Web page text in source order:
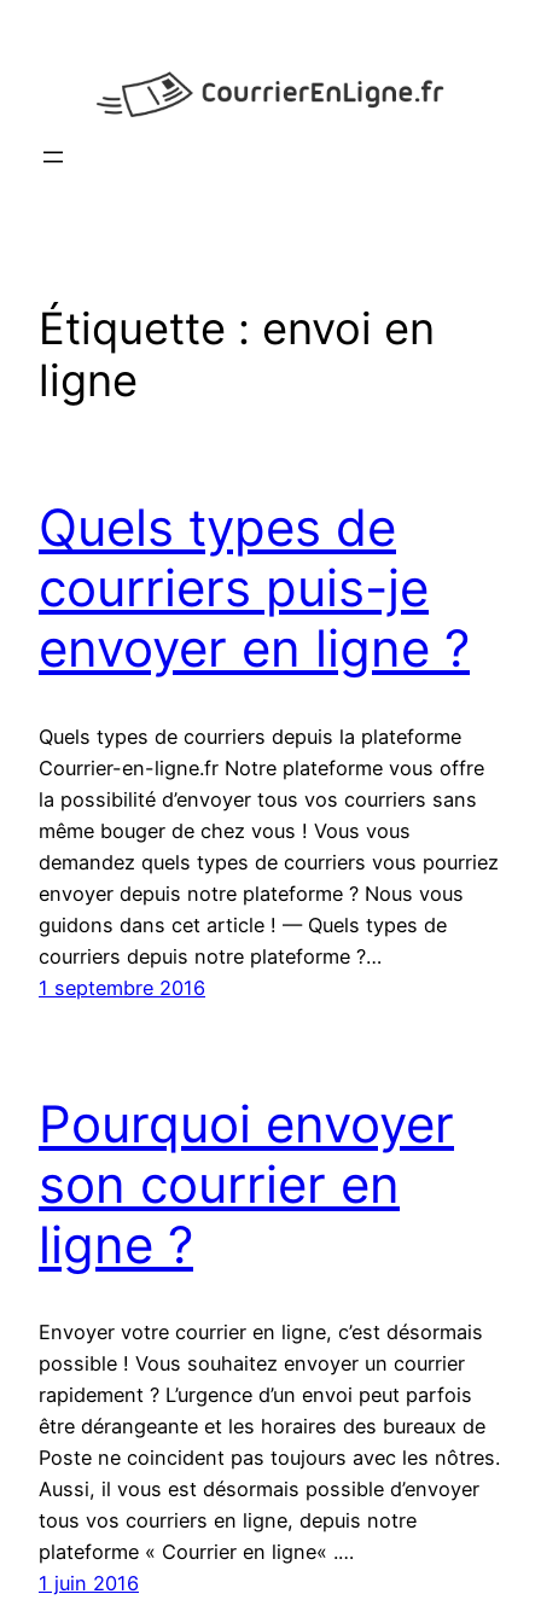
Étiquette : envoi en
ligne
Quels types de
courriers puis-je
envoyer en ligne ?
Quels types de courriers depuis la plateforme
Courrier-en-ligne.fr Notre plateforme vous offre
la possibilité d’envoyer tous vos courriers sans
même bouger de chez vous ! Vous vous
demandez quels types de courriers vous pourriez
envoyer depuis notre plateforme ? Nous vous
guidons dans cet article ! — Quels types de
courriers depuis notre plateforme ?…
1 septembre 2016
Pourquoi envoyer
son courrier en
ligne ?
Envoyer votre courrier en ligne, c’est désormais
possible ! Vous souhaitez envoyer un courrier
rapidement ? L’urgence d’un envoi peut parfois
être dérangeante et les horaires des bureaux de
Poste ne coincident pas toujours avec les nôtres.
Aussi, il vous est désormais possible d’envoyer
tous vos courriers en ligne, depuis notre
plateforme « Courrier en ligne« .…
1 juin 2016